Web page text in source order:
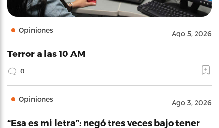
Opiniones Ago 5, 2026
Terror a las 10 AM
0
Opiniones Ago 3, 2026
“Esa es mi letra”: negó tres veces bajo tener